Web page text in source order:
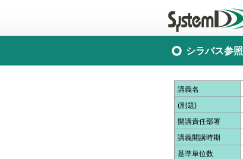
シラバス参照
講義名
(副題)
開講責任部署
講義開講時期
基準単位数